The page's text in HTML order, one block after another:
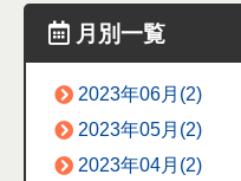
月別一覧
2023年06月(2)
2023年05月(2)
2023年04月(2)